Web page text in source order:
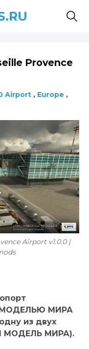
Provence
Airport , Europe ,
Airport v1.0.0 |
МОДЕЛЬЮ МИРА
из двух
МОДЕЛЬ МИРА).